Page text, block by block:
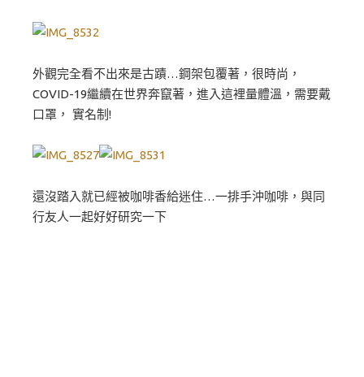
外觀完全看不出來是古蹟…鋼架包覆著，很時尚，
COVID-19繼續在世界奔竄著，進入這裡量體溫，需要戴
口罩， 實名制!
還沒踏入就已經被咖啡香給迷住…一排手沖咖啡，與同
行友人一起好好研究一下